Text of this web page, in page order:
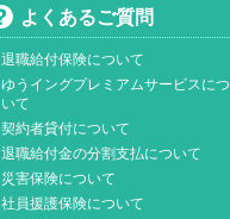
よくあるご質問
退職給付保険について
ゆうイングプレミアムサービスにつ
いて
契約者貸付について
退職給付金の分割支払について
災害保険について
社員援護保険について